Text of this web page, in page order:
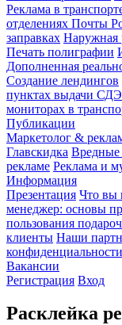
Реклама в
отделениях Почты
заправках Наружная
Печать полиграфии
Дополненная
Создание лендингов
пунктах выдачи
мониторах в
Публикации
Маркетолог &
Главскидка Вредные
рекламе Реклама и
Информация
Презентация Что вы
менеджер: основы
пользования
клиенты Наши
конфиденциальности
Вакансии
Регистрация Вход
Расклейка